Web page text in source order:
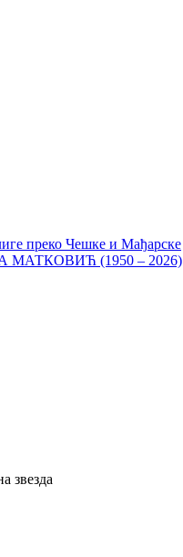
преко Чешке и Мађарске
(1950 – 2026)
звезда